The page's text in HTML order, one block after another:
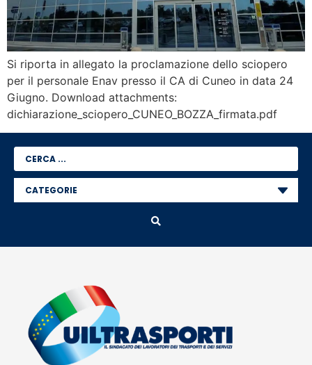
Si riporta in allegato la proclamazione dello sciopero
per il personale Enav presso il CA di Cuneo in data 24
Giugno. Download attachments:
dichiarazione_sciopero_CUNEO_BOZZA_firmata.pdf